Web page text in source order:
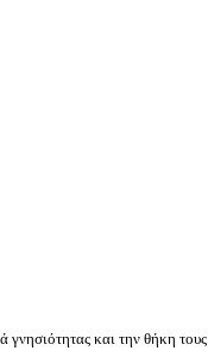
και την θήκη τους.